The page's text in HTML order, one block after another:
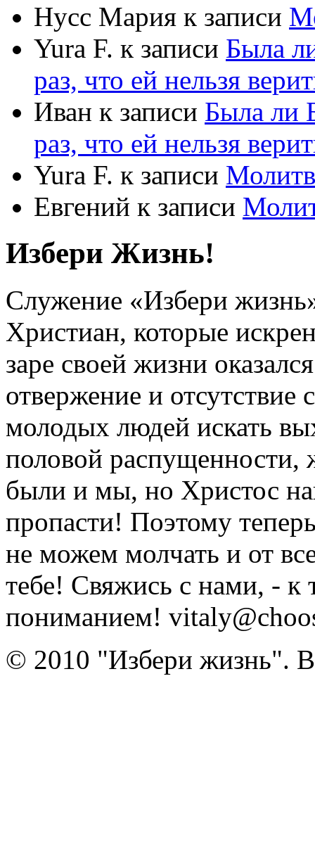
Нусс Мария к записи
Yura F. к записи Была
раз, что ей нельзя
Иван к записи Была ли
раз, что ей нельзя
Yura F. к записи
Евгений к записи
Избери Жизнь!
Служение «Избери
Христиан, которые
заре своей жизни
отвержение и
молодых людей искать
половой распущенности,
были и мы, но Христос
пропасти! Поэтому
не можем молчать и от
тебе! Свяжись с нами, - к
пониманием!
© 2010 "Избери жизнь".